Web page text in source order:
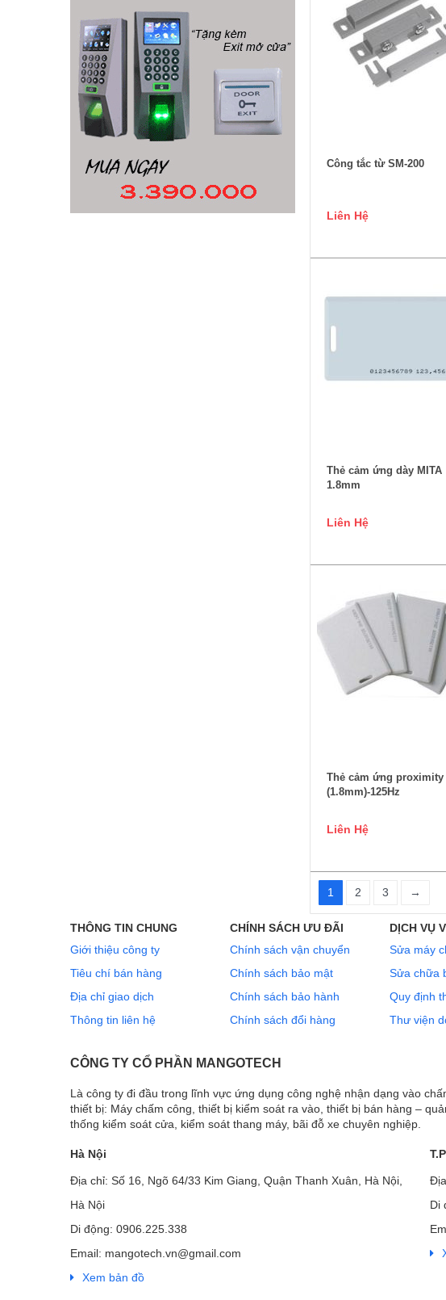
Công tắc từ SM-200
Liên Hệ
Thẻ cảm ứng dày MITA
1.8mm
Liên Hệ
Thẻ cảm ứng proximity
(1.8mm)-125Hz
Liên Hệ
1 2 3 →
THÔNG TIN CHUNG
Giới thiệu công ty
Tiêu chí bán hàng
Địa chỉ giao dịch
Thông tin liên hệ
CHÍNH SÁCH ƯU ĐÃI
Chính sách vận chuyển
Chính sách bảo mật
Chính sách bảo hành
Chính sách đổi hàng
DỊCH VỤ
Sửa máy
Sửa chữa
Quy định
Thư viện
CÔNG TY CỔ PHẦN MANGOTECH
Là công ty đi đầu trong lĩnh vực ứng dụng công nghệ nhận dạng vào
thiết bị: Máy chấm công, thiết bị kiểm soát ra vào, thiết bị bán hàng –
thống kiểm soát cửa, kiểm soát thang máy, bãi đỗ xe chuyên nghiệp.
Hà Nội
Địa chỉ: Số 16, Ngõ 64/33 Kim Giang, Quận Thanh Xuân, Hà Nội,
Hà Nội
Di động: 0906.225.338
Email: mangotech.vn@gmail.com
Xem bản đồ
Di